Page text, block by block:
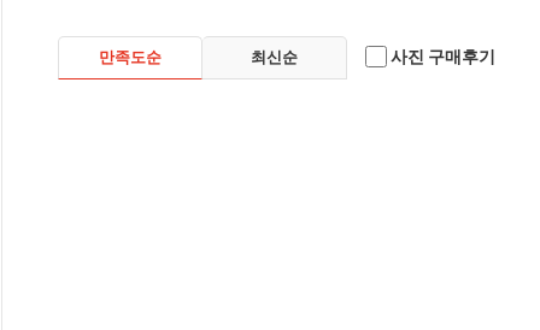
만족도순 최신순 사진 구매후기